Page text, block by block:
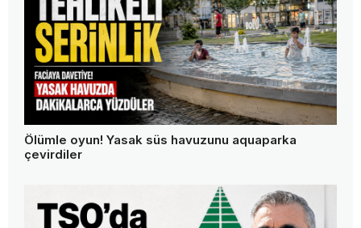
Ölümle oyun! Yasak süs havuzunu aquaparka
çevirdiler